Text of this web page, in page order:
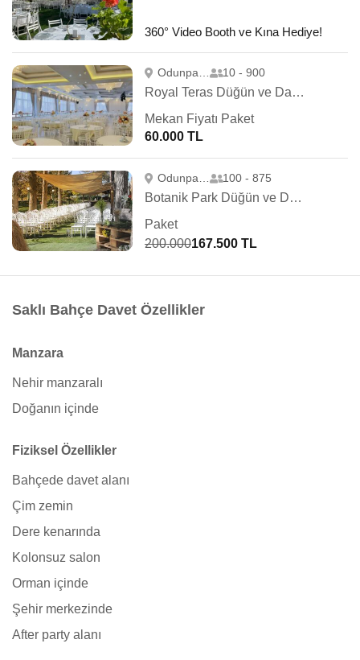
360° Video Booth ve Kına Hediye!
10 - 900
Royal Teras Düğün ve Davet Balo Salonu
Mekan Fiyatı Paket
60.000 TL
100 - 875
Botanik Park Düğün ve Davet
Paket
200.000167.500 TL
Saklı Bahçe Davet Özellikler
Manzara
Nehir manzaralı
Doğanın içinde
Fiziksel Özellikler
Bahçede davet alanı
Çim zemin
Dere kenarında
Kolonsuz salon
Orman içinde
Şehir merkezinde
After party alanı